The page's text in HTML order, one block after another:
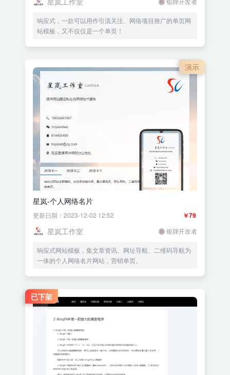
响应式，一款可以用作引流关注、网络项目推广的单页网
站模板，又不仅仅是一个单页！
演示
星岚-个人网络名片
￥79
更新日期：2023-12-02 12:52
星岚工作室 银牌开发者
响应式网站模板，集文章资讯、网址导航、二维码导航为
一体的个人网络名片网站，营销单页。
已下架